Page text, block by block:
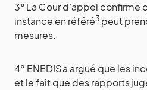
3° La Cour d’appel confirme
instance en référé3 peut
mesures.
4° ENEDISa argué que les
et le fait que des rapports